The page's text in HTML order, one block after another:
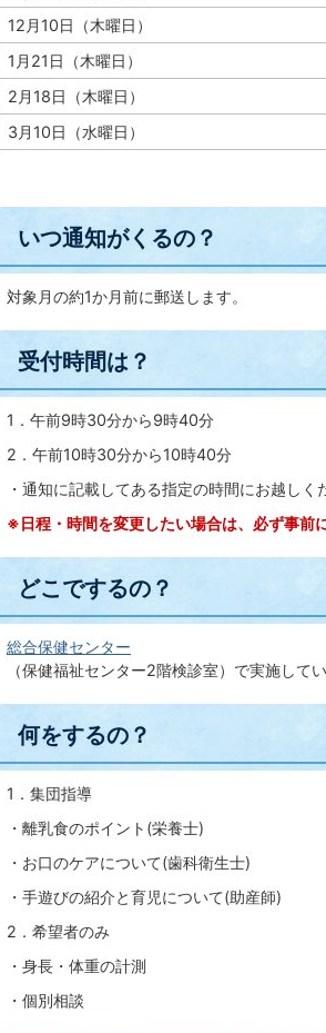
12月10日（木曜日）
1月21日（木曜日）
2月18日（木曜日）
3月10日（水曜日）
いつ通知がくるの？
対象月の約1か月前に郵送します。
受付時間は？
1．午前9時30分から9時40分
2．午前10時30分から10時40分
・通知に記載してある指定の時間にお越し
※日程・時間を変更したい場合は、必ず事前
どこでするの？
総合保健センター
（保健福祉センター2階検診室）で実施してい
何をするの？
1．集団指導
・離乳食のポイント(栄養士)
・お口のケアについて(歯科衛生士)
・手遊びの紹介と育児について(助産師)
2．希望者のみ
・身長・体重の計測
・個別相談